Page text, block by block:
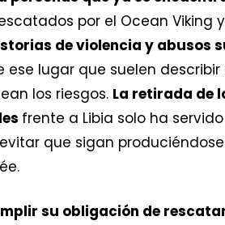
por el Ocean Viking
de violencia y abusos
lugar que suelen
los riesgos. La retirada de
frente a Libia solo ha
que sigan
su obligación de